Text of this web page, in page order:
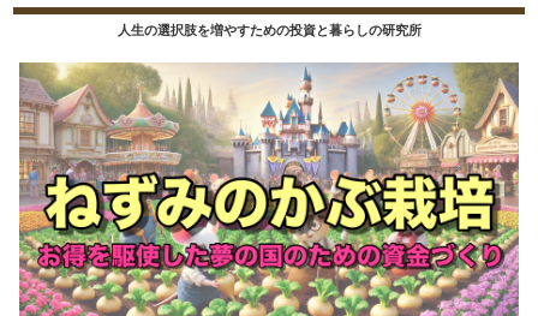
人生の選択肢を増やすための投資と暮らしの研究所